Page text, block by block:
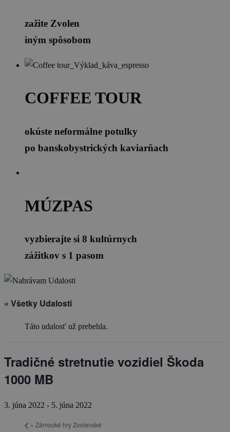
zažite Zvolen
iným spôsobom
COFFEE TOUR
okúste neformálne potulky
po banskobystrických kaviarňach
MÚZPAS
vyzbierajte si 8 kultúrnych
zážitkov s 1 pasom
« Všetky Udalosti
Táto udalosť už prebehla.
Tradičné stretnutie vozidiel Škoda
1000 MB
3. júna 2022 - 5. júna 2022
« Zámocké hry Zvolenské